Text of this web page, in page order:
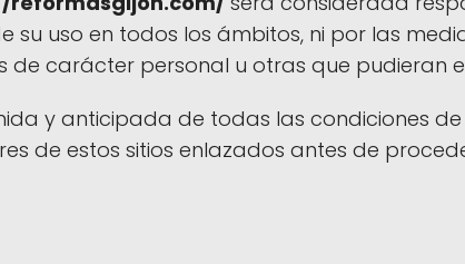
su uso en todos los ámbitos, ni por las
carácter personal u otras que pudieran
y anticipada de todas las condiciones
de estos sitios enlazados antes de